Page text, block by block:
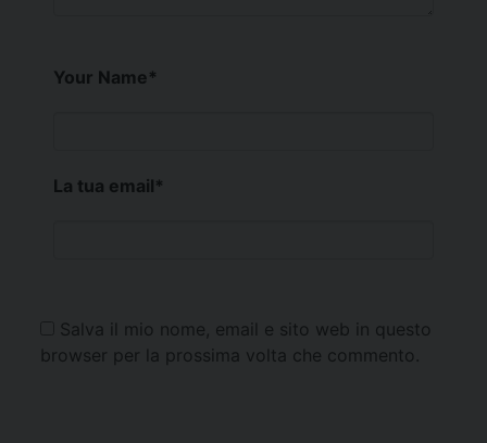
Your Name*
La tua email*
Salva il mio nome, email e sito web in questo
browser per la prossima volta che commento.